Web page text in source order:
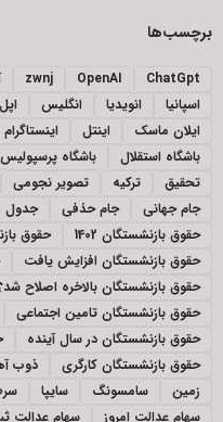
برچسب‌ها
ChatGpt
OpenAI
zwnj
اسپانیا
انویدیا انگلیس اپل
ایلان ماسک
اینتل اینستاگرام
باشگاه استقلال
باشگاه پرسپولیس
تحقیق
ترکیه تصویر نجومی
جام جهانی
جام حذفی جدول
حقوق بازنشستگان 1402
حقوق
حقوق بازنشستگان افزایش یافت
حقوق بازنشستگان بالاخره اصلاح
حقوق بازنشستگان تامین اجتماعی
حقوق بازنشستگان در سال آینده
حقوق بازنشستگان کارگری
ذوب
زمین
سامسونگ سایپا
سهام عدالت امروز
سهام عدالت